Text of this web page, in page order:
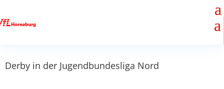
Derby in der Jugendbundesliga Nord